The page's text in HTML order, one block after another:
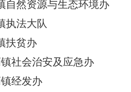
自然资源与生态环境办
执法大队
扶贫办
社会治安及应急办
经发办